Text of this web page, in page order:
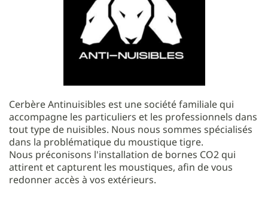
Cerbère Antinuisibles est une société familiale qui
accompagne les particuliers et les professionnels dans
tout type de nuisibles. Nous nous sommes spécialisés
dans la problématique du moustique tigre.
Nous préconisons l'installation de bornes CO2 qui
attirent et capturent les moustiques, afin de vous
redonner accès à vos extérieurs.